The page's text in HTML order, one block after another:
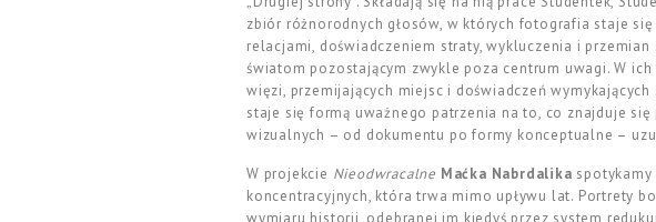
zbiór różnorodnych głosów, w których fotografia staje
relacjami, doświadczeniem straty, wykluczenia i
światom pozostającym zwykle poza centrum uwagi. W
więzi, przemijających miejsc i doświadczeń
staje się formą uważnego patrzenia na to, co znajduje
wizualnych – od dokumentu po formy konceptualne –
W projekcie Nieodwracalne Maćka Nabrdalika
koncentracyjnych, która trwa mimo upływu lat. Portrety
wymiaru historii, odebranej im kiedyś przez system